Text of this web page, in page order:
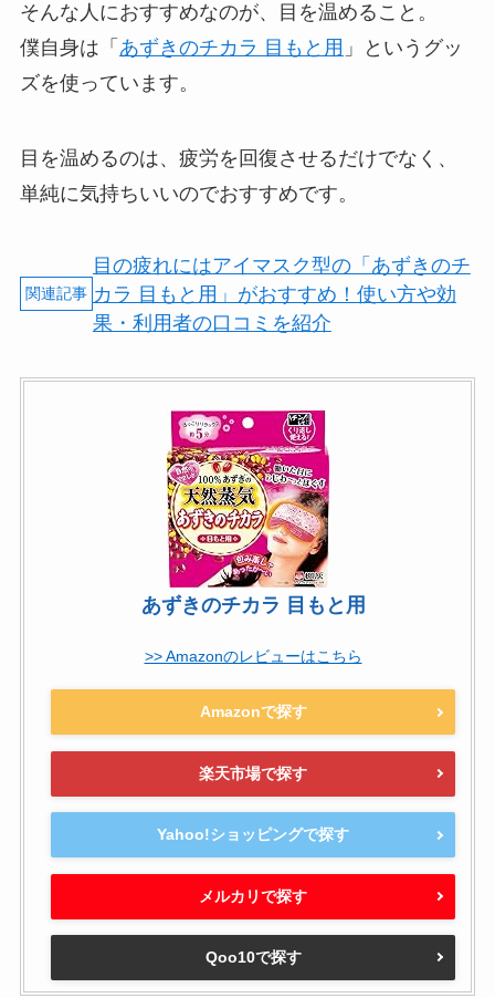
そんな人におすすめなのが、目を温めること。
僕自身は「 あずきのチカラ 目もと用 」というグッ
ズを使っています。
目を温めるのは、疲労を回復させるだけでなく、
単純に気持ちいいのでおすすめです。
目の疲れにはアイマスク型の「あずきのチ
カラ 目もと用」がおすすめ！使い方や効
果・利用者の口コミを紹介
あずきのチカラ 目もと用
>> Amazonのレビューはこちら
Amazonで探す
楽天市場で探す
Yahoo!ショッピングで探す
メルカリで探す
Qoo10で探す